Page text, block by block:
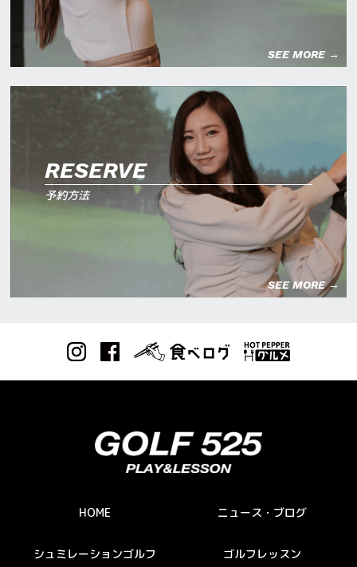
SEE MORE →
RESERVE
予約方法
SEE MORE →
HOME ニュース・ブログ
シュミレーションゴルフ ゴルフレッスン